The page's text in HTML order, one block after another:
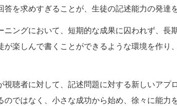
を求めすぎることが、生徒の記述能力の発達
ニングにおいて、短期的な成果に囚われず、長
楽しんで書くことができるような環境を作り
視聴者に対して、記述問題に対する新しいアプ
のではなく、小さな成功から始め、徐々に能力